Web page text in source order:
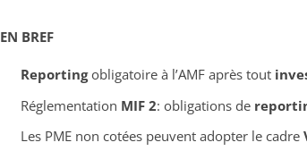
EN BREF
Reportingobligatoire à l’AMF après tout
Réglementation MIF 2: obligations de
Les PME non cotées peuvent adopter le cadre